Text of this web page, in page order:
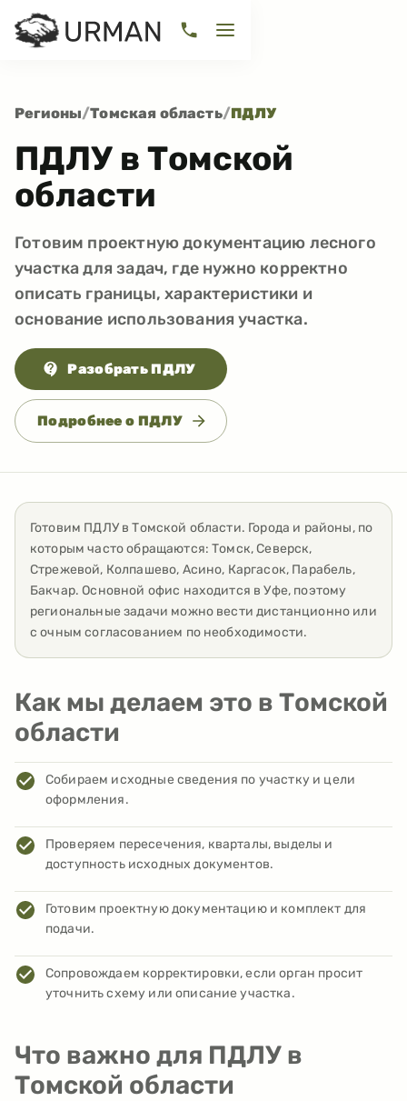
Регионы/Томская область/ПДЛУ
ПДЛУ в Томской
области
Готовим проектную документацию лесного
участка для задач, где нужно корректно
описать границы, характеристики и
основание использования участка.
Разобрать ПДЛУ
Подробнее о ПДЛУ
Готовим ПДЛУвТомской области. Города и районы, по
которым часто обращаются:Томск, Северск,
Стрежевой, Колпашево, Асино, Каргасок, Парабель,
Бакчар. Основной офис находится в Уфе, поэтому
региональные задачи можно вести дистанционно или
с очным согласованием по необходимости.
Как мы делаем это в Томской
области
Собираем исходные сведения по участку и цели
оформления.
Проверяем пересечения, кварталы, выделы и
доступность исходных документов.
Готовим проектную документацию и комплект для
подачи.
Сопровождаем корректировки, если орган просит
уточнить схему или описание участка.
Что важно для ПДЛУ в
Томской области